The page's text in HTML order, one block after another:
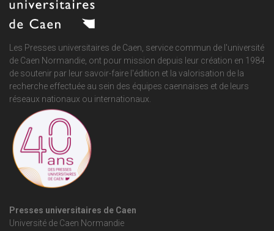
Les Presses universitaires de Caen, service commun de l'université
de Caen Normandie , ont pour mission depuis leur création en 1984
de soutenir par leur savoir-faire l'édition et la valorisation de la
recherche effectuée au sein des équipes caennaises et de leurs
réseaux nationaux ou internationaux.
Presses universitaires de Caen
Université de Caen Normandie